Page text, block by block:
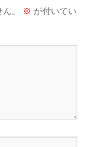
。 ※ が付いてい